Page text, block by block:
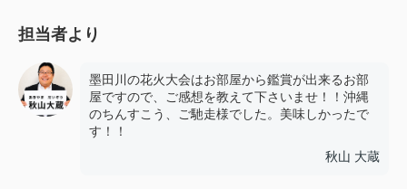
担当者より
墨田川の花火大会はお部屋から鑑賞が出来るお部
屋ですので、ご感想を教えて下さいませ！！沖縄
のちんすこう、ご馳走様でした。美味しかったで
す！！
秋山 大蔵